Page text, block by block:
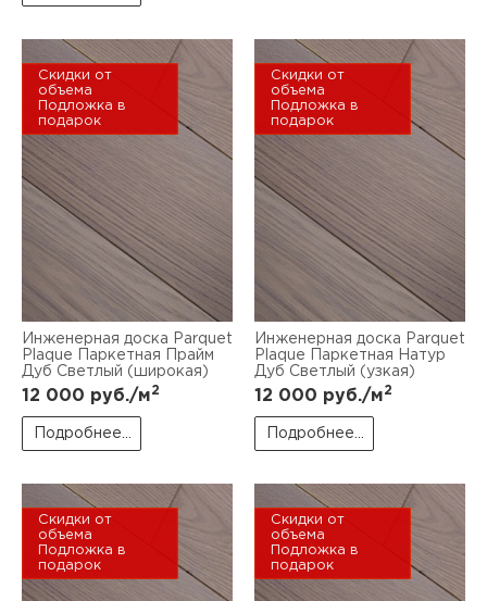
Скидки от
объема
Подложка в
подарок
Инженерная доска Parquet
Plaque Паркетная Прайм
Дуб Светлый (широкая)
12 000 руб./м2
Подробнее...
Скидки от
объема
Подложка в
подарок
Инженерная доска Parquet
Plaque Паркетная Натур
Дуб Светлый (узкая)
12 000 руб./м2
Подробнее...
Скидки от
объема
Подложка в
подарок
Скидки от
объема
Подложка в
подарок